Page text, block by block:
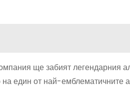
ще забият легендарния
един от най-емблематичните